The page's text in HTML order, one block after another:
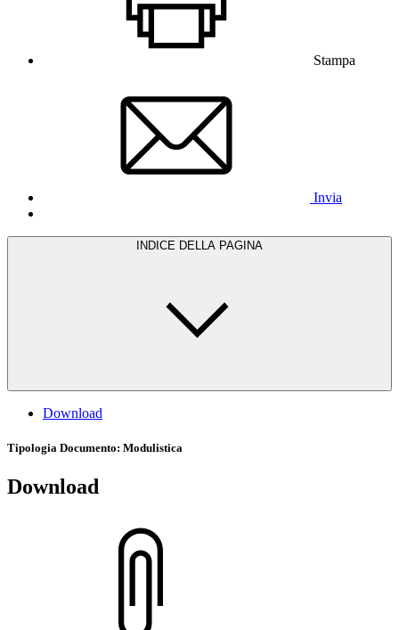
Stampa
Invia
INDICE DELLA PAGINA
Download
Tipologia Documento: Modulistica
Download